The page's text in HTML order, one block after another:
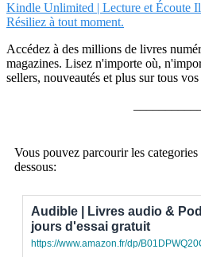
Kindle Unlimited | Lecture et Écoute
Résiliez à tout moment.
Accédez à des millions de livres
magazines. Lisez n'importe où,
sellers, nouveautés et plus sur tous
Vous pouvez parcourir les
dessous:
Audible | Livres audio &
jours d'essai gratuit
https://www.amazon.fr/dp/